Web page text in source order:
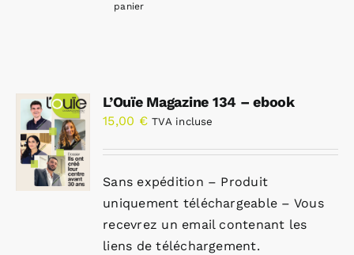
panier
L’Ouïe Magazine 134 – ebook
15,00 € TVA incluse
Sans expédition – Produit
uniquement téléchargeable – Vous
recevrez un email contenant les
liens de téléchargement.